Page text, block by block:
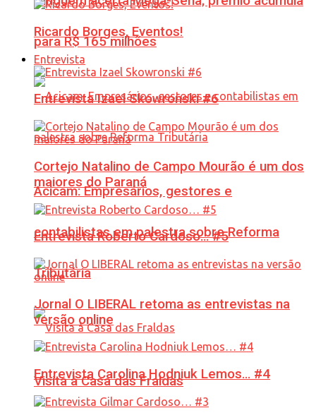
para R$ 165 milhões
Acicam: Empresários, gestores e
contabilistas em palestra sobre Reforma
Tributária
Visita à Casa das Fraldas
Ricardo Borges, Eventos!
Entrevista
Entrevista Izael Skowronski #6
Cortejo Natalino de Campo Mourão é um dos
maiores do Paraná
Entrevista Roberto Cardoso… #5
Jornal O LIBERAL retoma as entrevistas na
versão online
Entrevista Carolina Hodniuk Lemos… #4